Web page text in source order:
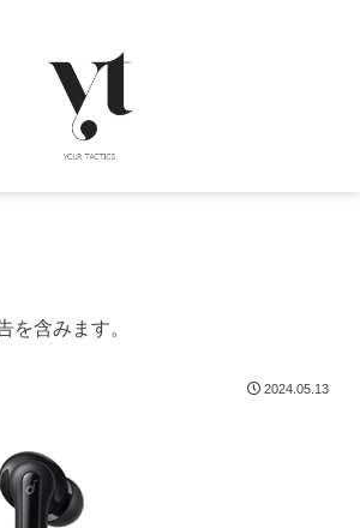
を含みます。
2024.05.13